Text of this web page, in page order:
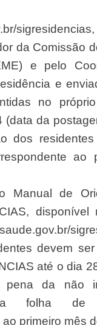
da Comissão
e pelo
e
no
(data da
dos
ao
Manual de
disponível
devem
até o dia
da não
folha de
primeiro mês